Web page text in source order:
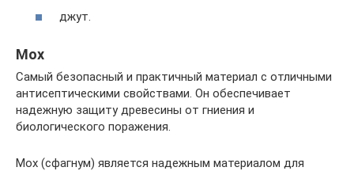
джут.
Мох
Самый безопасный и практичный материал с отличными
антисептическими свойствами. Он обеспечивает
надежную защиту древесины от гниения и
биологического поражения.
Мох (сфагнум) является надежным материалом для